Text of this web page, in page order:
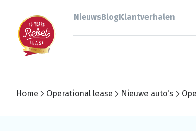
NieuwsBlogKlantverhalen
Home Operational lease Nieuwe auto's